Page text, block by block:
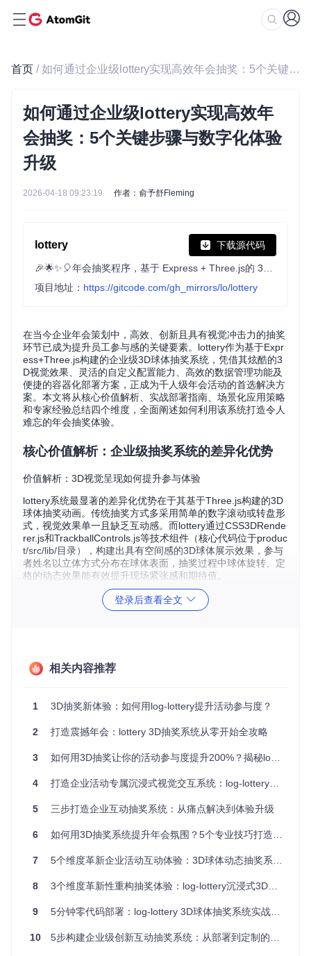
首页 / 如何通过企业级lottery实现高效年会抽奖：5个关键步骤与数字化体验升级
如何通过企业级lottery实现高效年
会抽奖：5个关键步骤与数字化体验
升级
2026-04-18 09:23:19 作者：俞予舒Fleming
lottery 下载源代码
项目地址： https://gitcode.com/gh_mirrors/lo/lottery
在当今企业年会策划中，高效、创新且具有视觉冲击力的抽奖
环节已成为提升员工参与感的关键要素。lottery作为基于Expr
ess+Three.js构建的企业级3D球体抽奖系统，凭借其炫酷的3
D视觉效果、灵活的自定义配置能力、高效的数据管理功能及
便捷的容器化部署方案，正成为千人级年会活动的首选解决方
案。本文将从核心价值解析、实战部署指南、场景化应用策略
和专家经验总结四个维度，全面阐述如何利用该系统打造令人
难忘的年会抽奖体验。
核心价值解析：企业级抽奖系统的差异化优势
价值解析：3D视觉呈现如何提升参与体验
lottery系统最显著的差异化优势在于其基于Three.js构建的3D
球体抽奖动画。传统抽奖方式多采用简单的数字滚动或转盘形
式，视觉效果单一且缺乏互动感。而lottery通过CSS3DRende
rer.js和TrackballControls.js等技术组件（核心代码位于produc
t/src/lib/目录），构建出具有空间感的3D球体展示效果，参与
者姓名以立体方式分布在球体表面，抽奖过程中球体旋转、定
格的动态效果能有效提升现场紧张感和期待值。
图1：lottery系统3D球体抽奖界面展示 - 企业年会科技感提升
企业级应用的核心诉求之一是满足不同场景的个性化需求。lot
中奖概率与数量控制
抽奖动画速度与效果调整
3000人大型年会的各类场景需求。
实战部署指南：从环境准备到系统上线的全流程
部署指南：Docker容器化方案实现10分钟快速上线
对于企业IT团队而言，部署效率和环境一致性至关重要。lotter
# 克隆项目代码库
登录后查看全文
相关内容推荐
1 3D抽奖新体验：如何用log-lottery提升活动参与度？
2 打造震撼年会：lottery 3D抽奖系统从零开始全攻略
3 如何用3D抽奖让你的活动参与度提升200%？揭秘log-lottery的沉浸式互动魔法
4 打造企业活动专属沉浸式视觉交互系统：log-lottery动态抽奖解决方案
5 三步打造企业互动抽奖系统：从痛点解决到体验升级
6 如何用3D抽奖系统提升年会氛围？5个专业技巧打造沉浸式视觉互动体验
7 5个维度革新企业活动互动体验：3D球体动态抽奖系统全方位解决方案
8 3个维度革新性重构抽奖体验：log-lottery沉浸式3D互动抽奖系统深度解析
9 5分钟零代码部署：log-lottery 3D球体抽奖系统实战指南
10 5步构建企业级创新互动抽奖系统：从部署到定制的完整指南